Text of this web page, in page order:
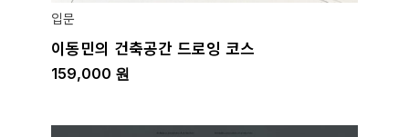
입문
이동민의 건축공간 드로잉 코스
159,000 원